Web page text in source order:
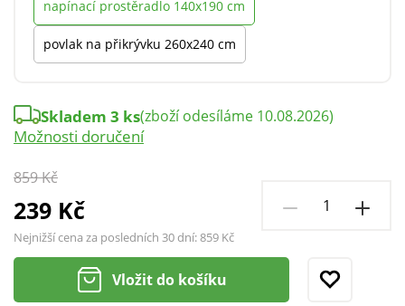
napínací prostěradlo 140x190 cm
povlak na přikrývku 260x240 cm
859 Kč
239 Kč
Nejnižší cena za posledních 30 dní:859 Kč
Skladem 3 ks(zboží odesíláme 10.08.2026)
Možnosti doručení
Vložit do košíku